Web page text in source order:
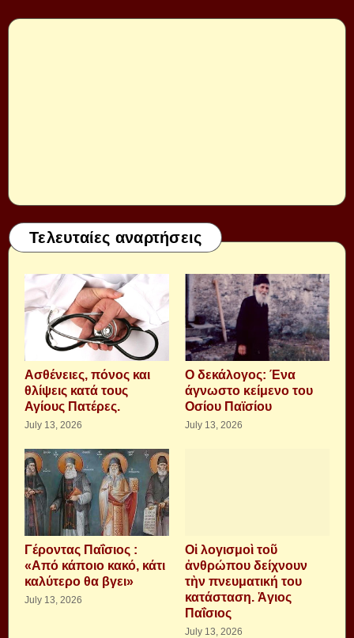
Τελευταίες αναρτήσεις
Aσθένειες, πόνος και
θλίψεις κατά τους
Αγίους Πατέρες.
July 13, 2026
Ο δεκάλογος: Ένα
άγνωστο κείμενο του
Οσίου Παϊσίου
July 13, 2026
Γέροντας Παΐσιος :
«Από κάποιο κακό, κάτι
καλύτερο θα βγει»
July 13, 2026
Οἱ λογισμοὶ τοῦ
ἀνθρώπου δείχνουν
τὴν πνευματική του
κατάσταση. Ἁγιος
Παΐσιος
July 13, 2026